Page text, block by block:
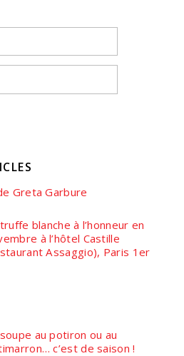
Greta Garbure
blanche à l’honneur en
à l’hôtel Castille
Assaggio), Paris 1er
au potiron ou au
c’est de saison !